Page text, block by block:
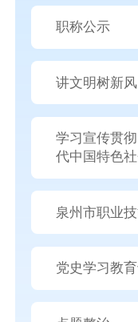
职称公示
讲文明树新风
学习宣传贯
代中国特色
泉州市职业
党史学习教